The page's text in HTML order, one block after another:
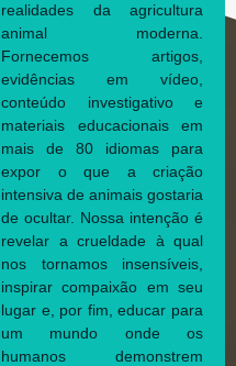
realidades da agricultura
animal moderna.
Fornecemos artigos,
evidências em vídeo,
conteúdo investigativo e
materiais educacionais em
mais de 80 idiomas para
expor o que a criação
intensiva de animais gostaria
de ocultar. Nossa intenção é
revelar a crueldade à qual
nos tornamos insensíveis,
inspirar compaixão em seu
lugar e, por fim, educar para
um mundo onde os
humanos demonstrem